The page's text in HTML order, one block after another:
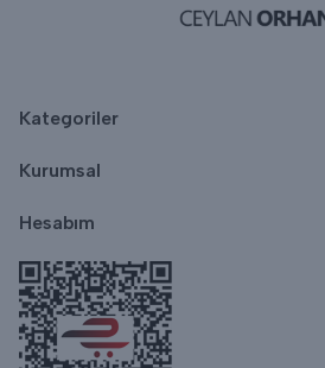
Kategoriler
Kurumsal
Hesabım